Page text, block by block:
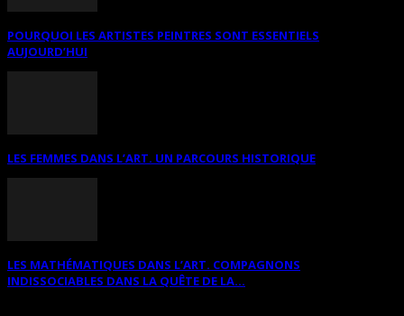
POURQUOI LES ARTISTES PEINTRES SONT ESSENTIELS
AUJOURD’HUI
LES FEMMES DANS L’ART. UN PARCOURS HISTORIQUE
LES MATHÉMATIQUES DANS L’ART. COMPAGNONS
INDISSOCIABLES DANS LA QUÊTE DE LA...